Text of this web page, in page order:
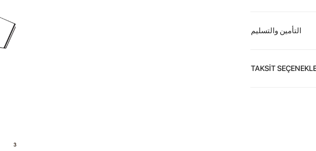
التأمين والتسليم
TAKSİT